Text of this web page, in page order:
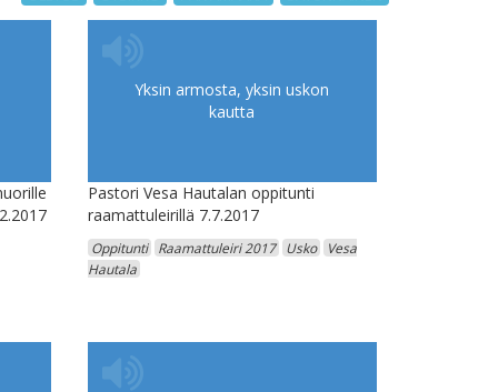
Yksin armosta, yksin uskon
kautta
Pastori Vesa Hautalan oppitunti
raamattuleirillä 7.7.2017
Oppitunti Raamattuleiri 2017 Usko
Vesa
Hautala